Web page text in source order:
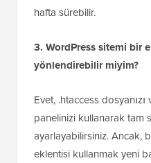
hafta sürebilir.
3. WordPress sitemi bir
yönlendirebilir miyim?
Evet, .htaccess
panelinizi kullanarak tam
ayarlayabilirsiniz. Ancak,
eklentisi kullanmak yeni